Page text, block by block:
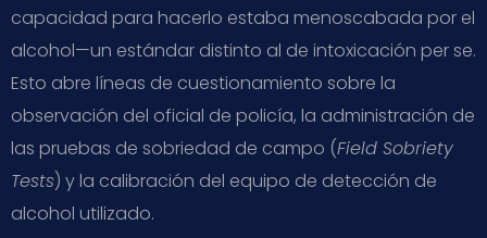
capacidad para hacerlo estaba menoscabada por el
alcohol—un estándar distinto al de intoxicación per se.
Esto abre líneas de cuestionamiento sobre la
observación del oficial de policía, la administración de
las pruebas de sobriedad de campo (Field Sobriety
Tests) y la calibración del equipo de detección de
alcohol utilizado.